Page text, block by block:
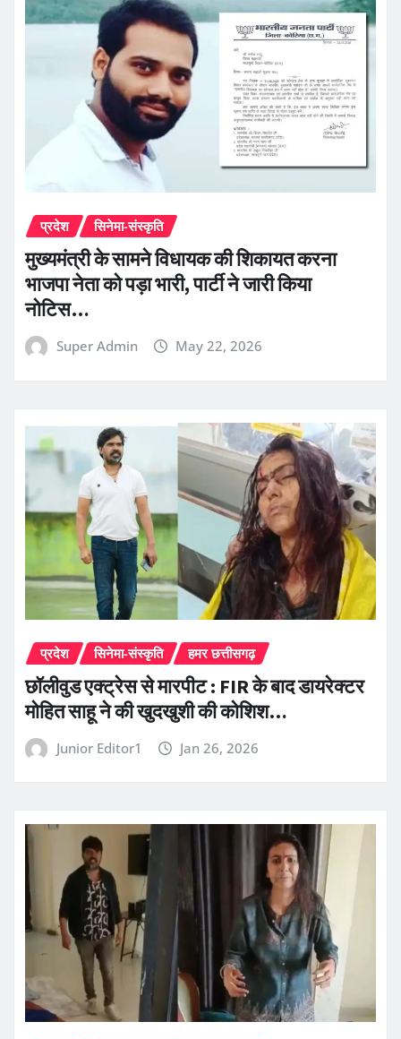
प्रदेश सिनेमा-संस्कृति
मुख्यमंत्री के सामने विधायक की शिकायत करना
भाजपा नेता को पड़ा भारी, पार्टी ने जारी किया
नोटिस…
Super Admin May 22, 2026
प्रदेश सिनेमा-संस्कृति हमर छत्तीसगढ़
छॉलीवुड एक्ट्रेस से मारपीट : FIR के बाद डायरेक्टर
मोहित साहू ने की खुदखुशी की कोशिश…
Junior Editor1 Jan 26, 2026